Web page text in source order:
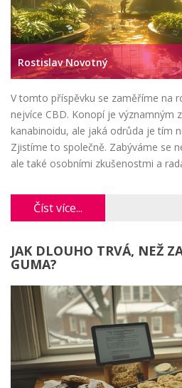
Rostislav Novotný
V tomto příspěvku se zaměříme na
nejvíce CBD. Konopí je
kanabinoidu, ale jaká odrůda je tím
Zjistíme to společně. Zabýváme se
ale také osobními zkušenostmi a
také tomu, jak optimalizovat
zvyšování výnosů CBD.
Číst více...
JAK DLOUHO TRVÁ, NEŽ
GUMA?